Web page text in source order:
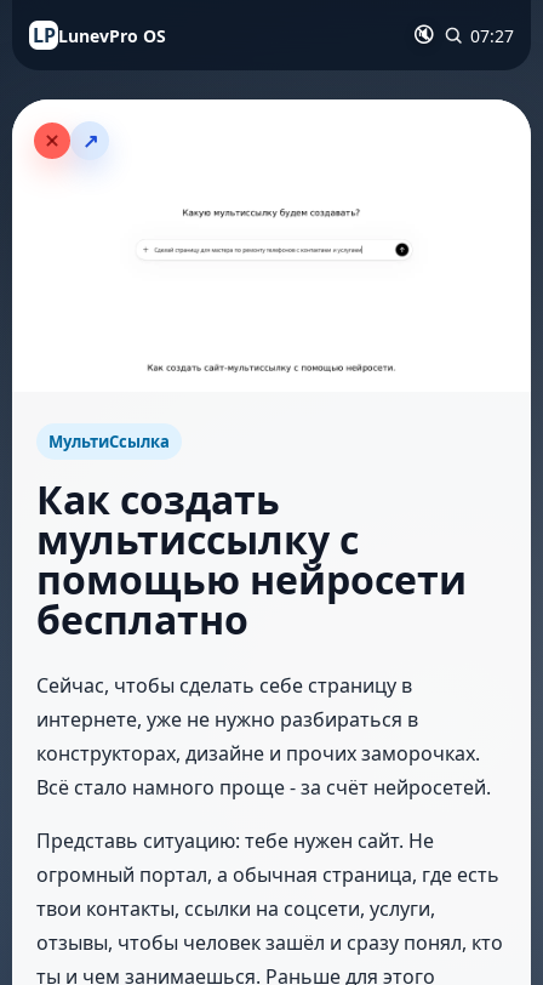
LPLunevPro OS 🔇 07:27
↗
МультиСсылка
Как создать
мультиссылку с
помощью нейросети
бесплатно
Сейчас, чтобы сделать себе страницу в
интернете, уже не нужно разбираться в
конструкторах, дизайне и прочих заморочках.
Всё стало намного проще - за счёт нейросетей.
Представь ситуацию: тебе нужен сайт. Не
огромный портал, а обычная страница, где есть
твои контакты, ссылки на соцсети, услуги,
отзывы, чтобы человек зашёл и сразу понял, кто
ты и чем занимаешься. Раньше для этого